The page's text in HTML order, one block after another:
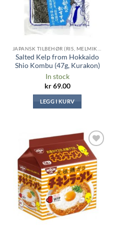
Salted Kelp from Hokkaido
Shio Kombu (47g, Kurakon)
In stock
kr69.00
LEGG I KURV
Legg til i
ønskeliste